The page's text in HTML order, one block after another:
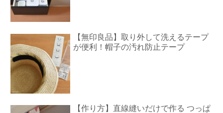
【無印良品】取り外して洗えるテープ
が便利！帽子の汚れ防止テープ
【作り方】直線縫いだけで作る つっぱ